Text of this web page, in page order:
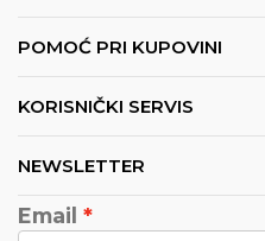
POMOĆ PRI KUPOVINI
KORISNIČKI SERVIS
NEWSLETTER
Email